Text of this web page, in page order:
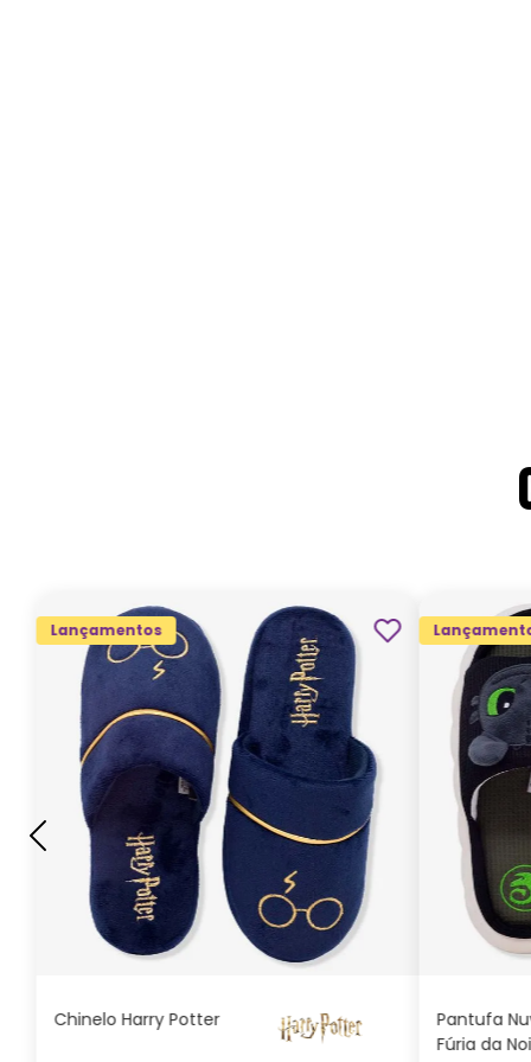
Lançamentos
Chinelo Harry Potter
G GG M P
ADICIONAR AO
CARRINHO
Pantufa
Fúria da